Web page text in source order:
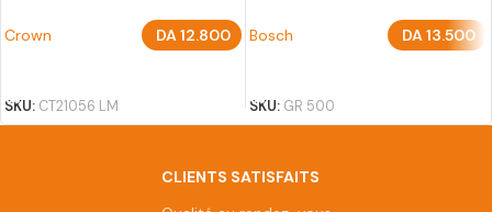
Crown DA12.800
SKU: CT21056 LM
Bosch DA13.500
SKU: GR 500
CLIENTS SATISFAITS